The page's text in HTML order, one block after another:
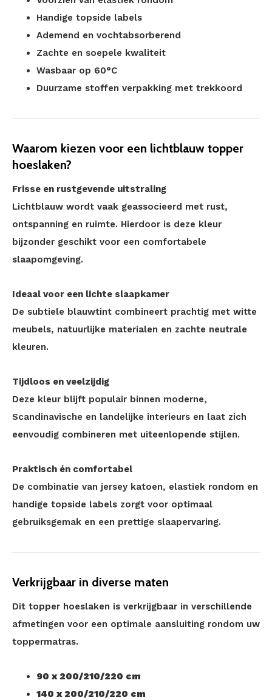
Handige topside labels
Ademend en vochtabsorberend
Zachte en soepele kwaliteit
Wasbaar op 60°C
Duurzame stoffen verpakking met trekkoord
Waarom kiezen voor een lichtblauw topper
hoeslaken?
Frisse en rustgevende uitstraling
Lichtblauw wordt vaak geassocieerd met rust,
ontspanning en ruimte. Hierdoor is deze kleur
bijzonder geschikt voor een comfortabele
slaapomgeving.
Ideaal voor een lichte slaapkamer
De subtiele blauwtint combineert prachtig met witte
meubels, natuurlijke materialen en zachte neutrale
kleuren.
Tijdloos en veelzijdig
Deze kleur blijft populair binnen moderne,
Scandinavische en landelijke interieurs en laat zich
eenvoudig combineren met uiteenlopende stijlen.
Praktisch én comfortabel
De combinatie van jersey katoen, elastiek rondom en
handige topside labels zorgt voor optimaal
gebruiksgemak en een prettige slaapervaring.
Verkrijgbaar in diverse maten
Dit topper hoeslaken is verkrijgbaar in verschillende
afmetingen voor een optimale aansluiting rondom uw
toppermatras.
90 x 200/210/220 cm
140 x 200/210/220 cm